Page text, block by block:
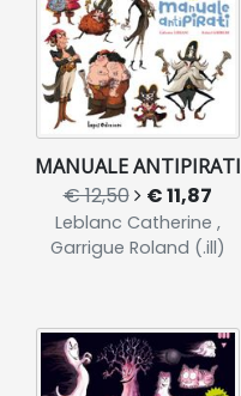
MANUALE ANTIPIRATI
€ 12,50 € 11,87
Leblanc Catherine ,
Garrigue Roland (.ill)